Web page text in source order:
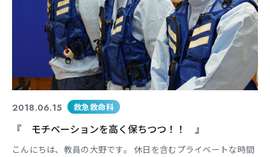
2018.06.15 救急救命科
『 モチベーションを高く保ちつつ！！ 』
こんにちは、教員の大野です。 休日を含むプライベートな時間